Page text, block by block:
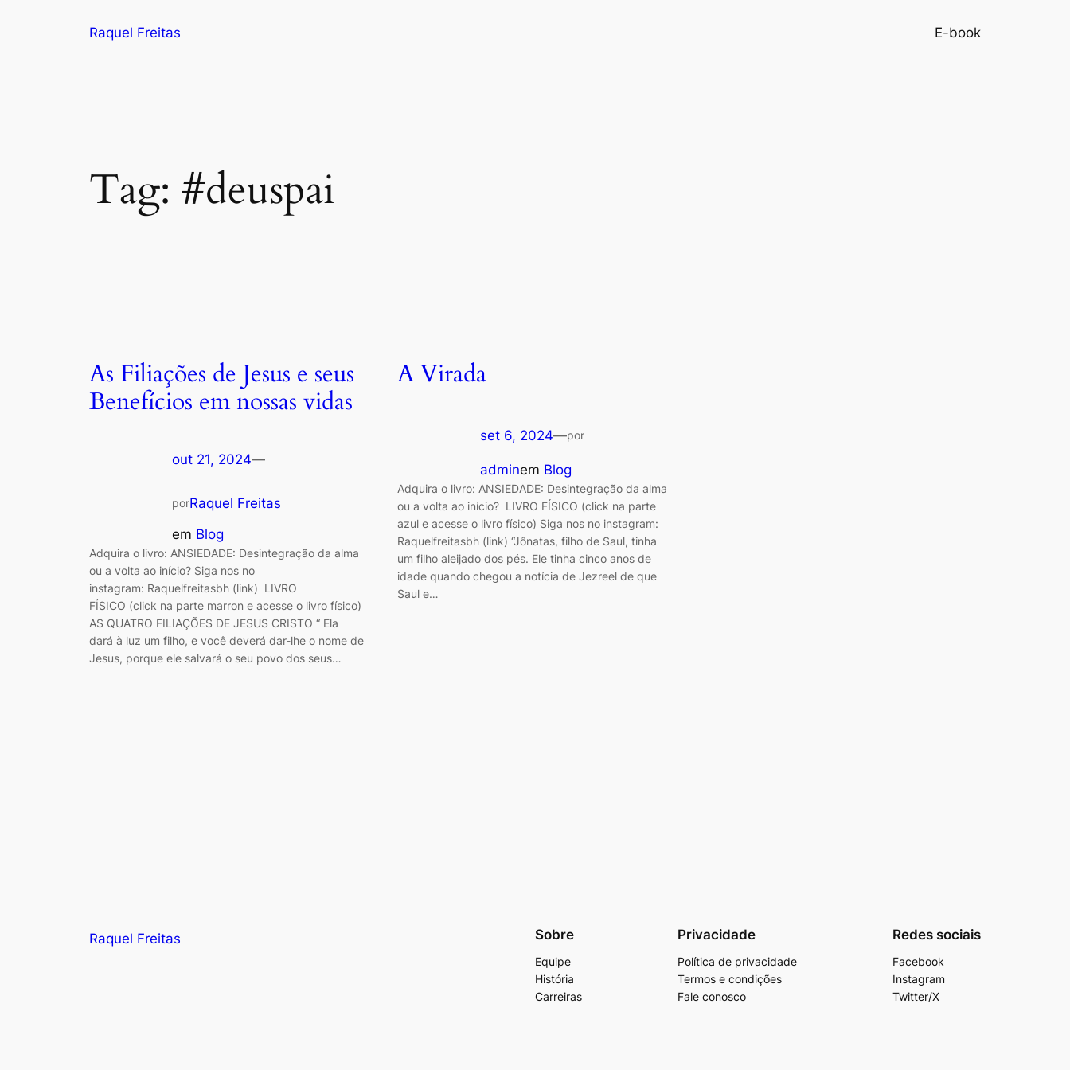
Raquel Freitas E-book
Tag: #deuspai
As Filiações de Jesus e seus
Benefícios em nossas vidas
out 21, 2024—
porRaquel Freitas
em Blog
Adquira o livro: ANSIEDADE: Desintegração da alma
ou a volta ao início? Siga nos no
instagram: Raquelfreitasbh (link) LIVRO
FÍSICO (click na parte marron e acesse o livro físico)
AS QUATRO FILIAÇÕES DE JESUS CRISTO “ Ela
dará à luz um filho, e você deverá dar-lhe o nome de
Jesus, porque ele salvará o seu povo dos seus…
A Virada
set 6, 2024—por
adminem Blog
Adquira o livro: ANSIEDADE: Desintegração da alma
ou a volta ao início? LIVRO FÍSICO (click na parte
azul e acesse o livro físico) Siga nos no instagram:
Raquelfreitasbh (link) “Jônatas, filho de Saul, tinha
um filho aleijado dos pés. Ele tinha cinco anos de
idade quando chegou a notícia de Jezreel de que
Saul e…
Raquel Freitas Sobre
Equipe
História
Carreiras
Privacidade
Política de privacidade
Termos e condições
Fale conosco
Redes sociais
Facebook
Instagram
Twitter/X